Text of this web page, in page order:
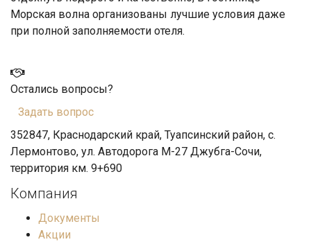
Морская волна организованы лучшие условия даже
при полной заполняемости отеля.
Остались вопросы?
Задать вопрос
352847, Краснодарский край, Туапсинский район, с.
Лермонтово, ул. Автодорога М-27 Джубга-Сочи,
территория км. 9+690
Компания
Документы
Акции